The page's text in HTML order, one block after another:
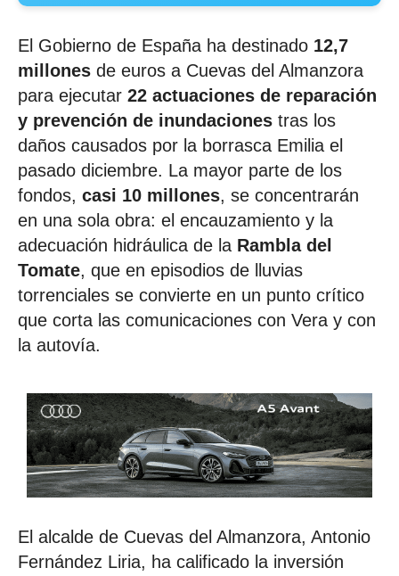
El Gobierno de España ha destinado 12,7
millones de euros a Cuevas del Almanzora
para ejecutar 22 actuaciones de reparación
y prevención de inundaciones tras los
daños causados por la borrasca Emilia el
pasado diciembre. La mayor parte de los
fondos, casi 10 millones, se concentrarán
en una sola obra: el encauzamiento y la
adecuación hidráulica de la Rambla del
Tomate, que en episodios de lluvias
torrenciales se convierte en un punto crítico
que corta las comunicaciones con Vera y con
la autovía.
El alcalde de Cuevas del Almanzora, Antonio
Fernández Liria, ha calificado la inversión